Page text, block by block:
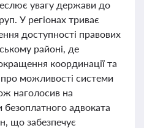
увагу держави до
У регіонах триває
доступності правових
районі, де
координації та
можливості системи
наголосив на
адвоката
що забезпечує